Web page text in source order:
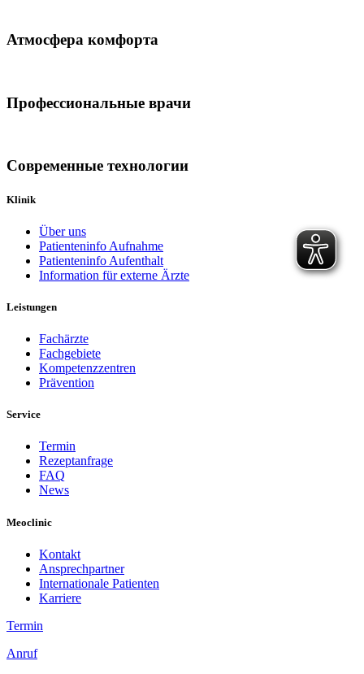
Атмосфера комфорта
Профессиональные врачи
Современные технологии
Klinik
Über uns
Patienteninfo Aufnahme
Patienteninfo Aufenthalt
Information für externe Ärzte
Leistungen
Fachärzte
Fachgebiete
Kompetenzzentren
Prävention
Service
Termin
Rezeptanfrage
FAQ
News
Meoclinic
Kontakt
Ansprechpartner
Internationale Patienten
Karriere
Termin
Anruf